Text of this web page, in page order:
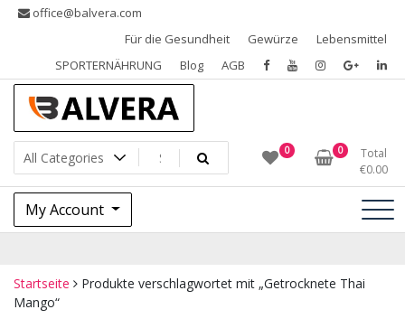
Skip
office@balvera.com
Für die Gesundheit
Gewürze
Lebensmittel
SPORTERNÄHRUNG
Blog AGB
Gewürze Balvera
Gewürze, Trockenfrüchte, Nüsse und Samen, SPORTERNÄHRUNG
0 0
Total
€0.00
My Account
Startseite
Produkte verschlagwortet mit „Getrocknete Thai
Mango“